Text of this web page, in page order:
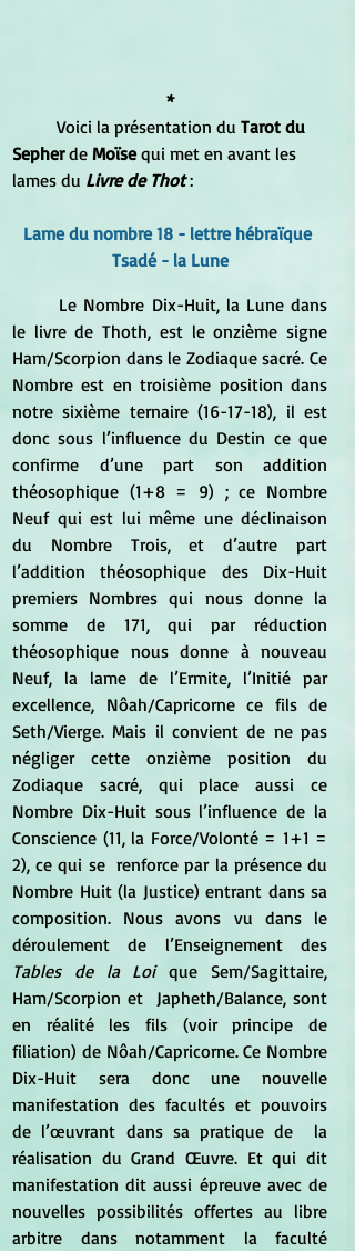
*
	Voici la présentation du
Tarot du
Sepher de Moïse qui met en avant les
lames du Livre de Thot :
Lame du nombre 18 - lettre hébraïque
Tsadé - la Lune
le livre de Thoth, est le onzième signe
Ham/Scorpion dans le Zodiaque sacré. Ce
Nombre est en troisième position dans
notre sixième ternaire (16-17-18), il est
donc sous l’influence du Destin ce que
confirme d’une part son addition
théosophique (1+8 = 9) ; ce Nombre
Neuf qui est lui même une déclinaison
du Nombre Trois, et d’autre part
l’addition théosophique des Dix-Huit
premiers Nombres qui nous donne la
somme de 171, qui par réduction
théosophique nous donne à nouveau
Neuf, la lame de l’Ermite, l’Initié par
excellence, Nôah/Capricorne ce fils de
Seth/Vierge. Mais il convient de ne pas
négliger cette onzième position du
Zodiaque sacré, qui place aussi ce
Nombre Dix-Huit sous l’influence de la
Conscience (11, la Force/Volonté = 1+1 =
2), ce qui se  renforce par la présence du
Nombre Huit (la Justice) entrant dans sa
composition. Nous avons vu dans le
Tables de la Loi que Sem/Sagittaire,
Ham/Scorpion et  Japheth/Balance, sont
en réalité les fils (voir principe de
filiation) de Nôah/Capricorne. Ce Nombre
Dix-Huit sera donc une nouvelle
manifestation des facultés et pouvoirs
de l’œuvrant dans sa pratique de  la
réalisation du Grand Œuvre. Et qui dit
manifestation dit aussi épreuve avec de
nouvelles possibilités offertes au libre
arbitre dans notamment la faculté